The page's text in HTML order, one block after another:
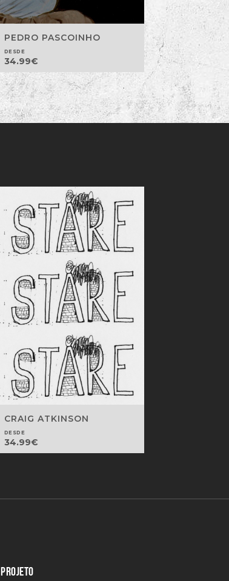
PEDRO PASCOINHO
DESDE
34.99€
CRAIG ATKINSON
DESDE
34.99€
PROJETO